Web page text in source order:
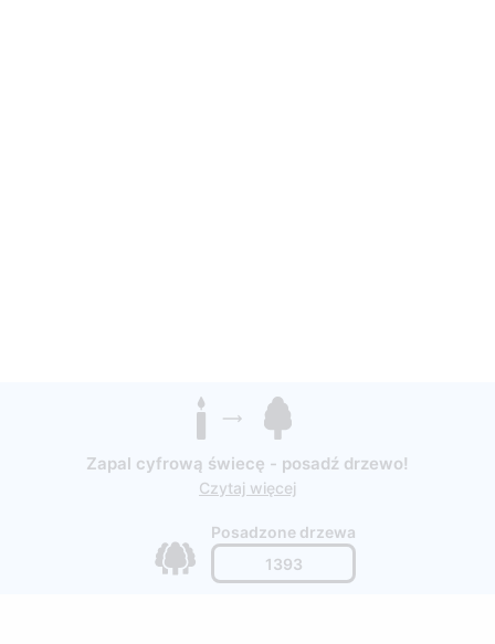
Zapal cyfrową świecę - posadź drzewo!
Czytaj więcej
Posadzone drzewa
1393